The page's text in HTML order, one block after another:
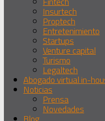
Insurtech
Proptech
Entretenimiento
Startups
Venture capital
Turismo
Legaltech
Abogado virtual in-
Noticias
Prensa
Novedades